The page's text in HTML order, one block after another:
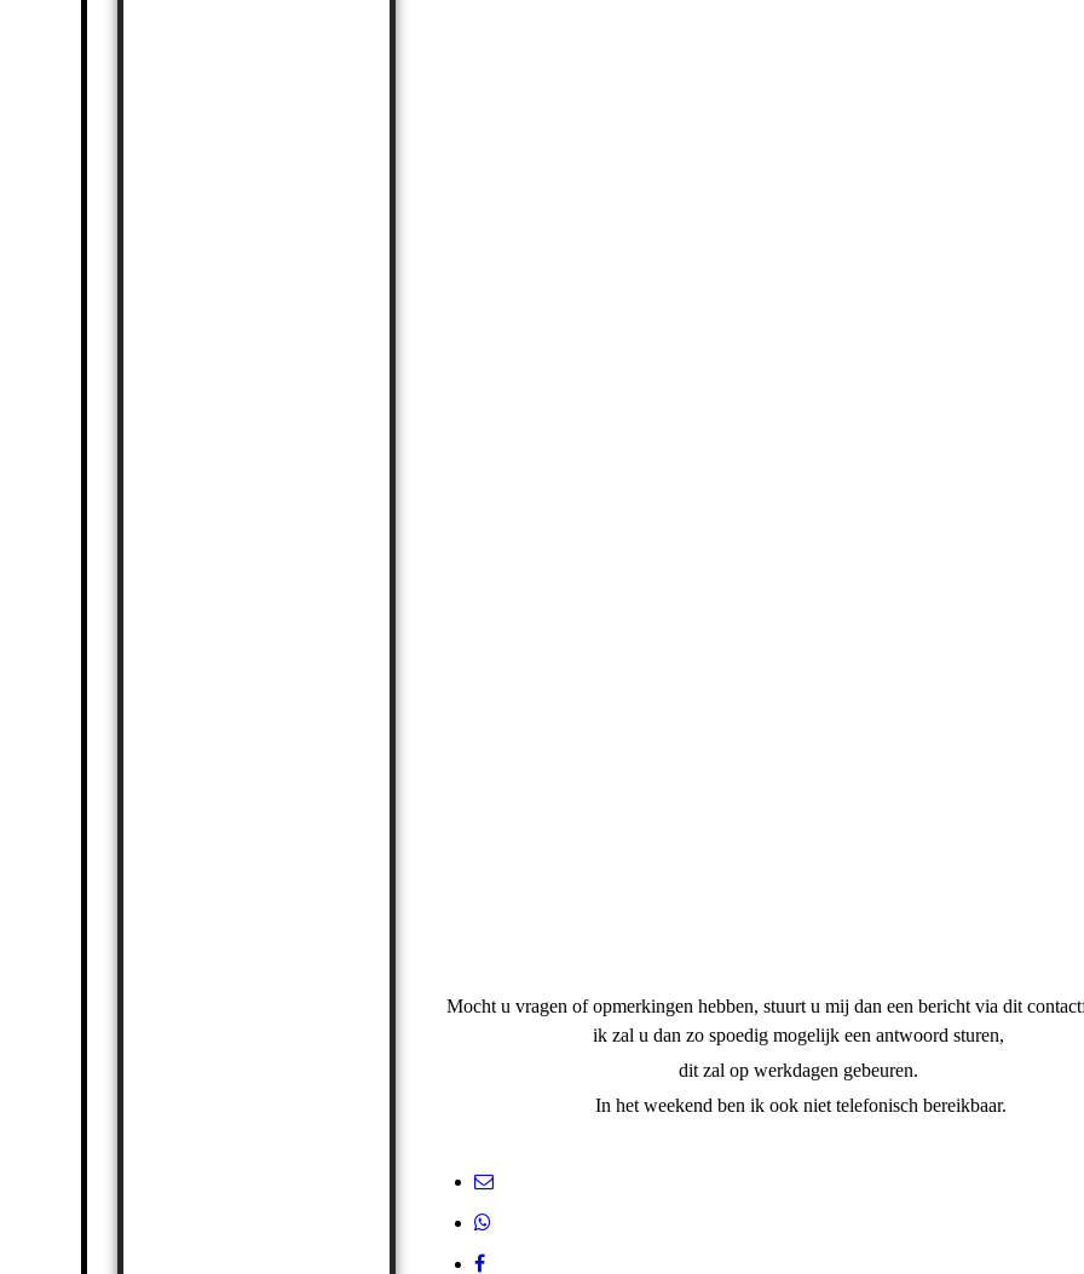
Mocht u vragen of opmerkingen hebben, stuurt u mij dan een bericht via dit
ik zal u dan zo spoedig mogelijk een antwoord sturen,
dit zal op werkdagen gebeuren.
In het weekend ben ik ook niet telefonisch bereikbaar.